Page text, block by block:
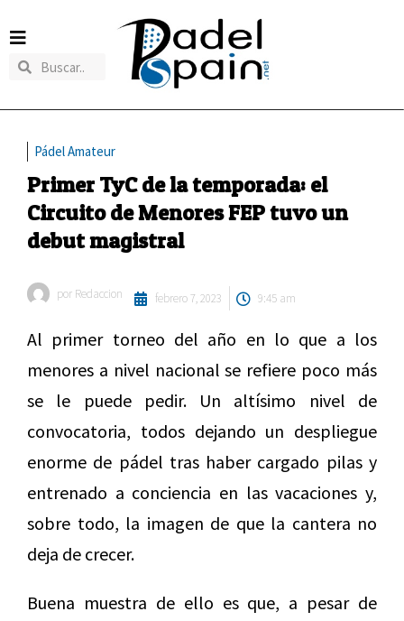
Pádel Amateur
Primer TyC de la temporada: el
Circuito de Menores FEP tuvo un
debut magistral
por Redaccion febrero 7, 2023 9:45 am
Al primer torneo del año en lo que a los
menores a nivel nacional se refiere poco más
se le puede pedir. Un altísimo nivel de
convocatoria, todos dejando un despliegue
enorme de pádel tras haber cargado pilas y
entrenado a conciencia en las vacaciones y,
sobre todo, la imagen de que la cantera no
deja de crecer.
Buena muestra de ello es que, a pesar de